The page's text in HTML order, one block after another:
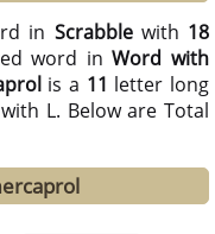
in Scrabblewith 18
word inWord with
is a 11 letter long
L. Below are Total